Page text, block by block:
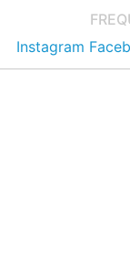
Instagram